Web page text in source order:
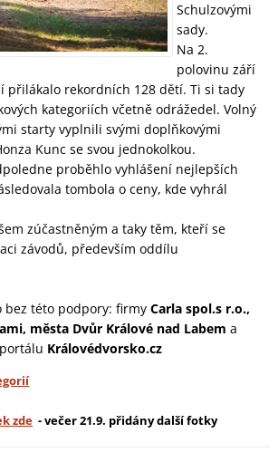
Schulzovými
sady.
Na 2.
polovinu září
přilákalo rekordních 128 dětí. Ti si tady
kategoriích včetně odrážedel. Volný
starty vyplnili svými doplňkovými
Kunc se svou jednokolkou.
proběhlo vyhlášení nejlepších
tombola o ceny, kde vyhrál
zúčastněným a taky těm, kteří se
závodů, především oddílu
bez této podpory: firmyCarla spol.s r.o.,
města Dvůr Králové nad Labem a
Královédvorsko.cz
zde - večer 21.9. přidány další fotky